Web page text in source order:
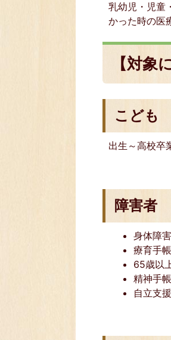
乳幼児・児童
かった時の医
【対象
こども
出生～高校卒
障害者
身体障
療育手
65歳以
精神手
自立支